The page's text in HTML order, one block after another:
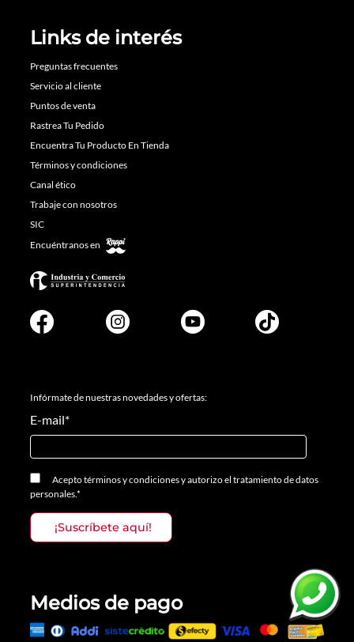
Links de interés
Preguntas frecuentes
Servicio al cliente
Puntos de venta
Rastrea Tu Pedido
Encuentra Tu Producto En Tienda
Términos y condiciones
Canal ético
Trabaje con nosotros
SIC
Encuéntranos en
Infórmate de nuestras novedades y ofertas:
E-mail*
Aceptotérminos y condicionesyautorizo el tratamiento de datos
personales.*
Medios de pago